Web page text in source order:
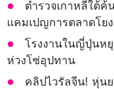
ตำรวจเกาหลีใต้
แคมเปญการตลาดโย
โรงงานในญี่ปุ่นห
ห่วงโซ่อุปทาน
คลิปไวรัลจีน! หุ่น